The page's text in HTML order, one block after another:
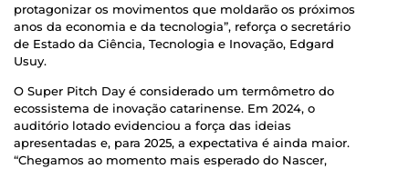
protagonizar os movimentos que moldarão os próximos
anos da economia e da tecnologia”, reforça o secretário
de Estado da Ciência, Tecnologia e Inovação, Edgard
Usuy.
O Super Pitch Day é considerado um termômetro do
ecossistema de inovação catarinense. Em 2024, o
auditório lotado evidenciou a força das ideias
apresentadas e, para 2025, a expectativa é ainda maior.
“Chegamos ao momento mais esperado do Nascer,